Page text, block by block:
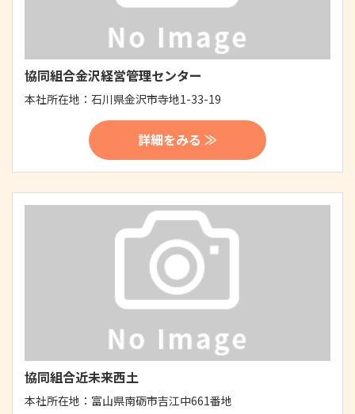
協同組合金沢経営管理センター
本社所在地： 石川県金沢市寺地1-33-19
詳細をみる ≫
協同組合近未来西土
本社所在地： 富山県南砺市吉江中661番地